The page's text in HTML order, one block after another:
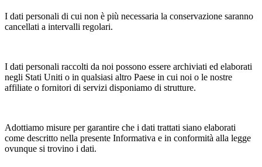
I dati personali di cui non è più necessaria la conservazione saranno
cancellati a intervalli regolari.
I dati personali raccolti da noi possono essere archiviati ed elaborati
negli Stati Uniti o in qualsiasi altro Paese in cui noi o le nostre
affiliate o fornitori di servizi disponiamo di strutture.
Adottiamo misure per garantire che i dati trattati siano elaborati
come descritto nella presente Informativa e in conformità alla legge
ovunque si trovino i dati.